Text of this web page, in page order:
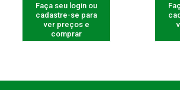
Faça seu login ou
cadastre-se para
ver preços e
comprar